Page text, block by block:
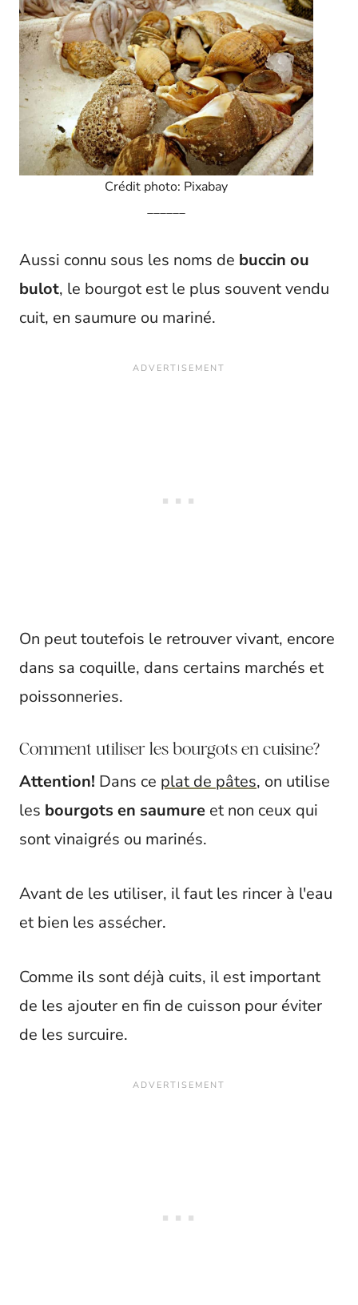
Crédit photo: Pixabay
______
Aussi connu sous les noms de buccin ou
bulot, le bourgot est le plus souvent vendu
cuit, en saumure ou mariné.
On peut toutefois le retrouver vivant, encore
dans sa coquille, dans certains marchés et
poissonneries.
Comment utiliser les bourgots en cuisine?
Attention! Dans ce plat de pâtes, on utilise
les bourgots en saumure et non ceux qui
sont vinaigrés ou marinés.
Avant de les utiliser, il faut les rincer à l'eau
et bien les assécher.
Comme ils sont déjà cuits, il est important
de les ajouter en fin de cuisson pour éviter
de les surcuire.